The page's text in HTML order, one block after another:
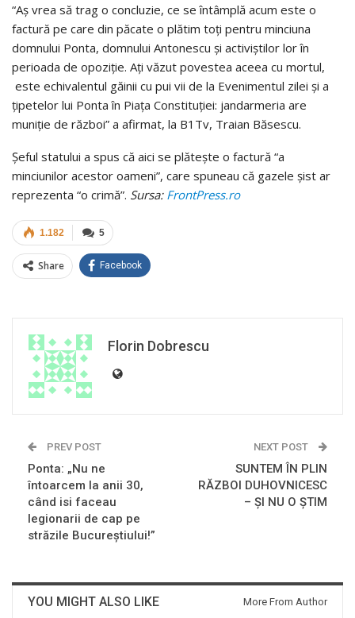
“Aş vrea să trag o concluzie, ce se întâmplă acum este o
factură pe care din păcate o plătim toţi pentru minciuna
domnului Ponta, domnului Antonescu şi activiştilor lor în
perioada de opoziţie. Aţi văzut povestea aceea cu mortul,
este echivalentul găinii cu pui vii de la Evenimentul zilei şi a
ţipetelor lui Ponta în Piaţa Constituţiei: jandarmeria are
muniţie de război” a afirmat, la B1Tv, Traian Băsescu.
Şeful statului a spus că aici se plăteşte o factură “a
minciunilor acestor oameni”, care spuneau că gazele şist ar
reprezenta “o crimă”. Sursa: FrontPress.ro
5
1.182
Share Facebook
Florin Dobrescu
PREV POST
Ponta: „Nu ne
întoarcem la anii 30,
când isi faceau
legionarii de cap pe
străzile Bucureștiului!”
NEXT POST
SUNTEM ÎN PLIN
RĂZBOI DUHOVNICESC
– ŞI NU O ŞTIM
YOU MIGHT ALSO LIKE More From Author